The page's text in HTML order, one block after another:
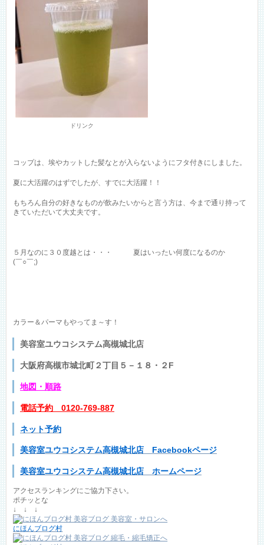
ドリンク
コップは、埃やカットした髪なとが入らないようにフタ付きにしました。
夏に大活躍のはずでしたが、すでに大活躍！！
もちろん自分の好きなものが飲みたいからと言う方は、今まで通り持って
きていただいて大丈夫です。
５月なのに３０度越とは・・・ 夏はいったい何度になるのか
(￣○￣;)
カラー＆パーマもやってま～す！
美容室ユウコシステム高槻城北店
大阪府高槻市城北町２丁目５－１８・２F
地図 ・順路
電話予約 0120-769-887
ネット予約
美容室ユウコシステム高槻城北店 Facebookページ
美容室ユウコシステム高槻城北店 ホームページ
アクセスランキングにご協力下さい。
ポチッとな
↓ ↓ ↓
にほんブログ村